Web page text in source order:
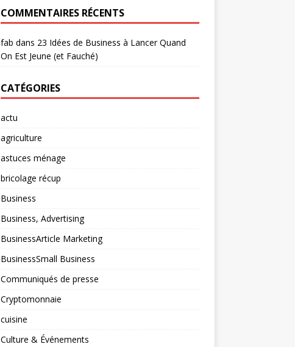
COMMENTAIRES RÉCENTS
fab dans 23 Idées de Business à Lancer Quand
On Est Jeune (et Fauché)
CATÉGORIES
actu
agriculture
astuces ménage
bricolage récup
Business
Business, Advertising
BusinessArticle Marketing
BusinessSmall Business
Communiqués de presse
Cryptomonnaie
cuisine
Culture & Événements